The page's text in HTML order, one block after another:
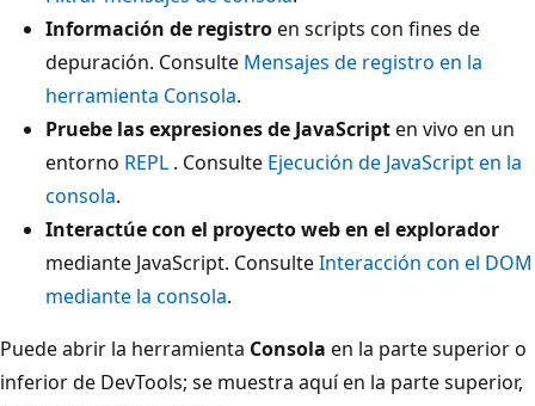
Información de registroen scripts con fines de
depuración. Consulte Mensajes de registro en la
herramienta Consola.
Pruebe las expresiones de JavaScripten vivo en un
entorno REPL . Consulte Ejecución de JavaScript en la
consola.
Interactúe con el proyecto web en el explorador
mediante JavaScript. ConsulteInteracción con el DOM
mediante la consola.
Puede abrir la herramienta Consola en la parte superior o
inferior de DevTools; se muestra aquí en la parte superior,